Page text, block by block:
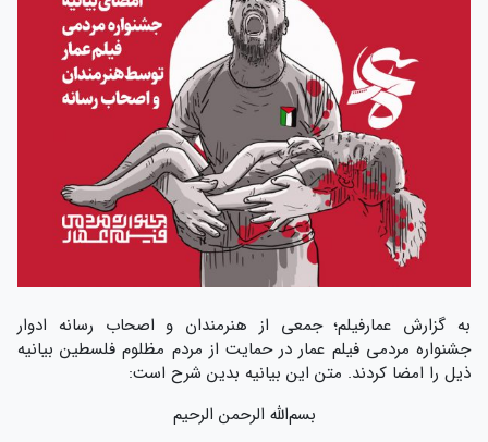
به گزارش عمارفیلم؛ جمعی از هنرمندان و اصحاب رسانه ادوار
جشنواره مردمی فیلم عمار در حمایت از مردم مظلوم فلسطین بیانیه
ذیل را امضا کردند. متن این بیانیه بدین شرح است:
بسم‌الله الرحمن الرحیم